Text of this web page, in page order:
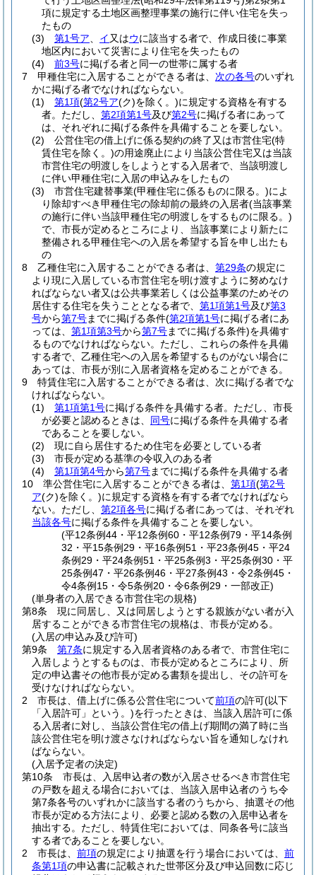
項に規定する土地区画整理事業の施行に伴い住宅を失っ
たもの
(3)
第1号ア イ 又はウに該当する者で、作成日後に事業
地区内において災害により住宅を失ったもの
(4)
前3号に掲げる者と同一の世帯に属する者
7
甲種住宅に入居することができる者は、 次の各号のいずれ
かに掲げる者でなければならない。
(1)
第1項(第2号ア(ク)を除く。)に規定する資格を有する
者。 ただし、 第2項第1号及び第2号に掲げる者にあって
は、それぞれに掲げる条件を具備することを要しない。
(2)
公営住宅の借上げに係る契約の終了又は市営住宅(特
賃住宅を除く。)の用途廃止により当該公営住宅又は当該
市営住宅の明渡しをしようとする入居者で、当該明渡し
に伴い甲種住宅に入居の申込みをしたもの
(3)
市営住宅建替事業(甲種住宅に係るものに限る。)によ
り除却すべき甲種住宅の除却前の最終の入居者(当該事業
の施行に伴い当該甲種住宅の明渡しをするものに限る。)
で、市長が定めるところにより、当該事業により新たに
整備される甲種住宅への入居を希望する旨を申し出たも
の
8
乙種住宅に入居することができる者は、 第29条の規定に
より現に入居している市営住宅を明け渡すように努めなけ
ればならない者又は公共事業若しくは公益事業のためその
居住する住宅を失うこととなる者で、 第1項第1号及び第3
号から第7号までに掲げる条件(第2項第1号に掲げる者にあ
っては、 第1項第3号から第7号までに掲げる条件)を具備す
るものでなければならない。 ただし、これらの条件を具備
する者で、乙種住宅への入居を希望するものがない場合に
あっては、市長が別に入居者資格を定めることができる。
9
特賃住宅に入居することができる者は、次に掲げる者でな
ければならない。
(1)
第1項第1号に掲げる条件を具備する者。 ただし、市長
が必要と認めるときは、 同号に掲げる条件を具備する者
であることを要しない。
(2)
現に自ら居住するため住宅を必要としている者
(3)
市長が定める基準の令収入のある者
(4)
第1項第4号から第7号までに掲げる条件を具備する者
10
準公営住宅に入居することができる者は、 第1項(第2号
ア(ク)を除く。)に規定する資格を有する者でなければなら
ない。 ただし、 第2項各号に掲げる者にあっては、それぞれ
当該各号に掲げる条件を具備することを要しない。
(平12条例44・平12条例60・平12条例79・平14条例
32・平15条例29・平16条例51・平23条例45・平24
条例29・平24条例51・平25条例3・平25条例30・平
25条例47・平26条例46・平27条例43・令2条例45・
令4条例15・令5条例20・令6条例29・一部改正)
(単身者の入居できる市営住宅の規格)
第8条
現に同居し、又は同居しようとする親族がない者が入
居することができる市営住宅の規格は、市長が定める。
(入居の申込み及び許可)
第9条
第7条に規定する入居者資格のある者で、市営住宅に
入居しようとするものは、市長が定めるところにより、所
定の申込書その他市長が定める書類を提出し、その許可を
受けなければならない。
2
市長は、借上げに係る公営住宅について前項の許可(以下
「入居許可」という。)を行ったときは、当該入居許可に係
る入居者に対し、当該公営住宅の借上げ期間の満了時に当
該公営住宅を明け渡さなければならない旨を通知しなけれ
ばならない。
(入居予定者の決定)
第10条
市長は、入居申込者の数が入居させるべき市営住宅
の戸数を超える場合においては、当該入居申込者のうち令
第7条各号のいずれかに該当する者のうちから、抽選その他
市長が定める方法により、必要と認める数の入居申込者を
抽出する。 ただし、特賃住宅においては、同条各号に該当
する者であることを要しない。
2
市長は、 前項の規定により抽選を行う場合においては、 前
条第1項の申込書に記載された世帯区分及び申込回数に応じ